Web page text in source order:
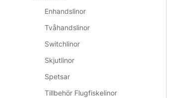
Enhandslinor
Tvåhandslinor
Switchlinor
Skjutlinor
Spetsar
Tillbehör Flugfiskelinor